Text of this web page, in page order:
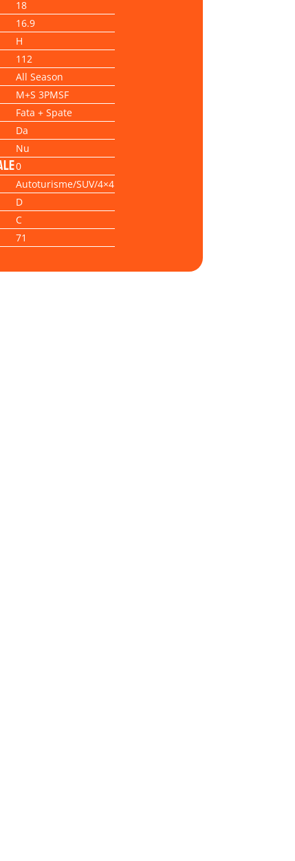
18
16.9
H
112
All Season
M+S 3PMSF
Fata + Spate
Da
Nu
0
Autoturisme/SUV/4×4
D
C
71